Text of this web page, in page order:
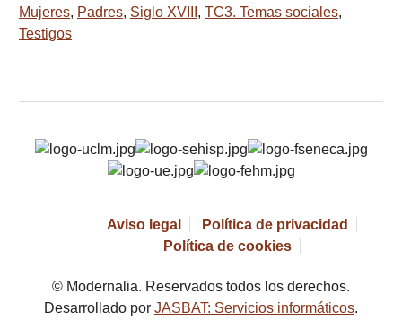
Mujeres, Padres, Siglo XVIII , TC3. Temas sociales,
Testigos
Aviso legal
Política de privacidad
Política de cookies
© Modernalia. Reservados todos los derechos.
Desarrollado por JASBAT: Servicios informáticos.